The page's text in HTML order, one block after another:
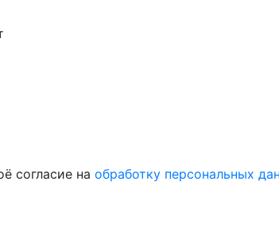
согласие на обработку персональных